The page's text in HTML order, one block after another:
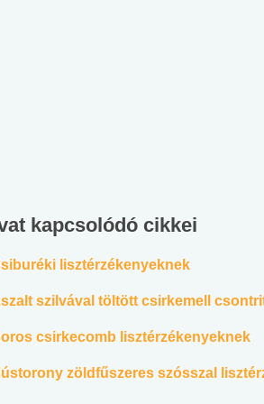
kapcsolódó cikkei
lisztérzékenyeknek
szilvával töltött csirkemell
csirkecomb lisztérzékenyeknek
zöldfűszeres szósszal